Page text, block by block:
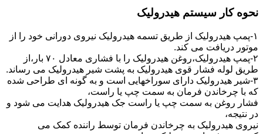
نحوه کار سیستم هیدرولیک
۱-پمپ هیدرولیک از طریق تسمه هیدرولیک نیروی دورانی خود را از
موتور دریافت می کند.
۲-پمپ هیدرولیک،روغن هیدرولیک را با فشاری معادل ۷۰ بار،از
طریق لوله فشار قوی هیدرولیک به پشت شیر هیدرولیک می رساند.
۳-شیر هیدرولیک دارای سوراخهایی است و به گونه ای طراحی شده
که با چرخاندن فرمان به سمت چپ یا راست،
فشار روغن به سمت چپ یا راست جک هیدرولیک هدایت می شود و
در نتیجه،
نیروی هیدرولیک به چرخاندن فرمان توسط راننده کمک می